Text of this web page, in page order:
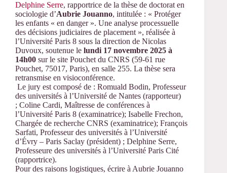
Delphine Serre, rapportrice de la thèse de doctorat en
sociologie d’Aubrie Jouanno, intitulée : « Protéger
les enfants « en danger ». Une analyse processuelle
des décisions judiciaires de placement », réalisée à
l’Université Paris 8 sous la direction de Nicolas
Duvoux, soutenue le lundi 17 novembre 2025 à
14h00 sur le site Pouchet du CNRS (59-61 rue
Pouchet, 75017, Paris), en salle 255. La thèse sera
retransmise en visioconférence.
Le jury est composé de : Romuald Bodin, Professeur
des universités à l’Université de Nantes (rapporteur)
; Coline Cardi, Maîtresse de conférences à
l’Université Paris 8 (examinatrice); Isabelle Frechon,
Chargée de recherche CNRS (examinatrice); François
Sarfati, Professeur des universités à l’Université
d’Évry – Paris Saclay (président) ; Delphine Serre,
Professeure des universités à l’Université Paris Cité
(rapportrice).
Pour des raisons logistiques, écrire à Aubrie Jouanno